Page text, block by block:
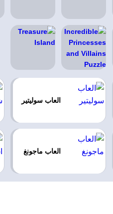
العاب سوليتير
العاب ماجونغ